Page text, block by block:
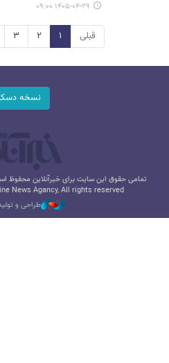
۱۴۰۵-۰۴-۲۹ ۰۹:۰۰
قبلی ۱ ۲ ۳
نسخه
تمامی حقوق این سایت برای خبرآنلاین محفوظ
News Agancy, All rights reserved
طراحی و